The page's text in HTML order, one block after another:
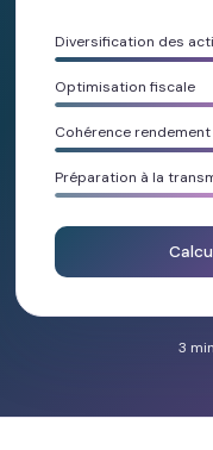
Diversification des
Optimisation fiscale
Cohérence
Préparation à la
3